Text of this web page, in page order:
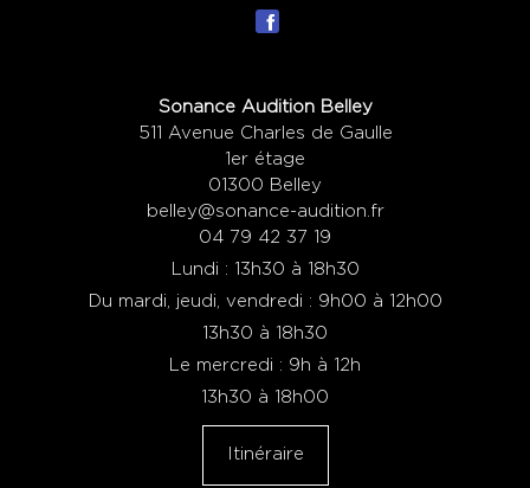
Sonance Audition Belley
511 Avenue Charles de Gaulle
1er étage
01300 Belley
belley@sonance-audition.fr
04 79 42 37 19
Lundi : 13h30 à 18h30
Du mardi, jeudi, vendredi : 9h00 à 12h00
13h30 à 18h30
Le mercredi : 9h à 12h
13h30 à 18h00
Itinéraire